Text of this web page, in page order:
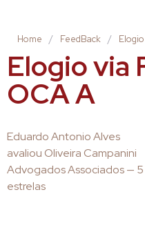
Home / FeedBack /
Elogio via
OCA A
Eduardo Antonio Alves
avaliou Oliveira Campanini
Advogados Associados — 5
estrelas